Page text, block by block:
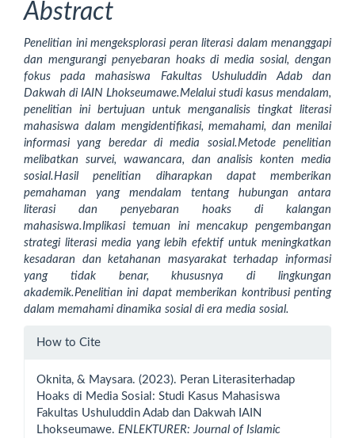
Abstract
Penelitian ini mengeksplorasi peran literasi dalam menanggapi
dan mengurangi penyebaran hoaks di media sosial, dengan
fokus pada mahasiswa Fakultas Ushuluddin Adab dan
Dakwah di IAIN Lhokseumawe.Melalui studi kasus mendalam,
penelitian ini bertujuan untuk menganalisis tingkat literasi
mahasiswa dalam mengidentifikasi, memahami, dan menilai
informasi yang beredar di media sosial.Metode penelitian
melibatkan survei, wawancara, dan analisis konten media
sosial.Hasil penelitian diharapkan dapat memberikan
pemahaman yang mendalam tentang hubungan antara
literasi dan penyebaran hoaks di kalangan
mahasiswa.Implikasi temuan ini mencakup pengembangan
strategi literasi media yang lebih efektif untuk meningkatkan
kesadaran dan ketahanan masyarakat terhadap informasi
yang tidak benar, khususnya di lingkungan
akademik.Penelitian ini dapat memberikan kontribusi penting
dalam memahami dinamika sosial di era media sosial.
Article
How to Cite
Oknita, & Maysara. (2023). Peran Literasiterhadap
Hoaks di Media Sosial: Studi Kasus Mahasiswa
Fakultas Ushuluddin Adab dan Dakwah IAIN
Lhokseumawe. ENLEKTURER: Journal of Islamic